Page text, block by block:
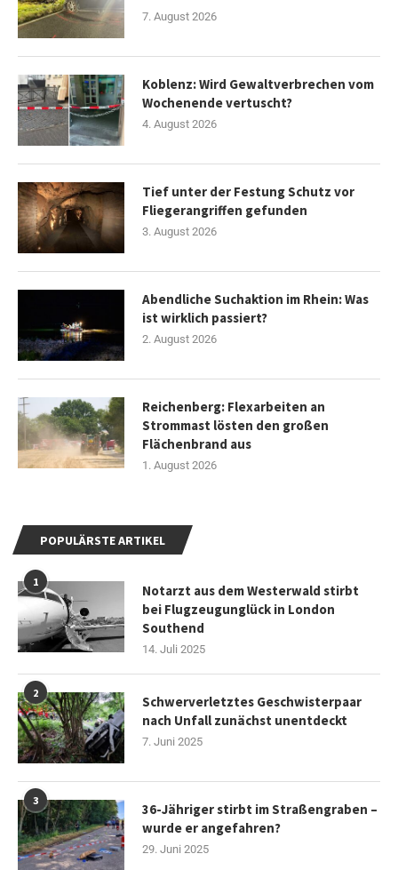
7. August 2026
Koblenz: Wird Gewaltverbrechen vom
Wochenende vertuscht?
4. August 2026
Tief unter der Festung Schutz vor
Fliegerangriffen gefunden
3. August 2026
Abendliche Suchaktion im Rhein: Was
ist wirklich passiert?
2. August 2026
Reichenberg: Flexarbeiten an
Strommast lösten den großen
Flächenbrand aus
1. August 2026
POPULÄRSTE ARTIKEL
1
Notarzt aus dem Westerwald stirbt
bei Flugzeugunglück in London
Southend
14. Juli 2025
2
Schwerverletztes Geschwisterpaar
nach Unfall zunächst unentdeckt
7. Juni 2025
3
36-Jähriger stirbt im Straßengraben –
wurde er angefahren?
29. Juni 2025